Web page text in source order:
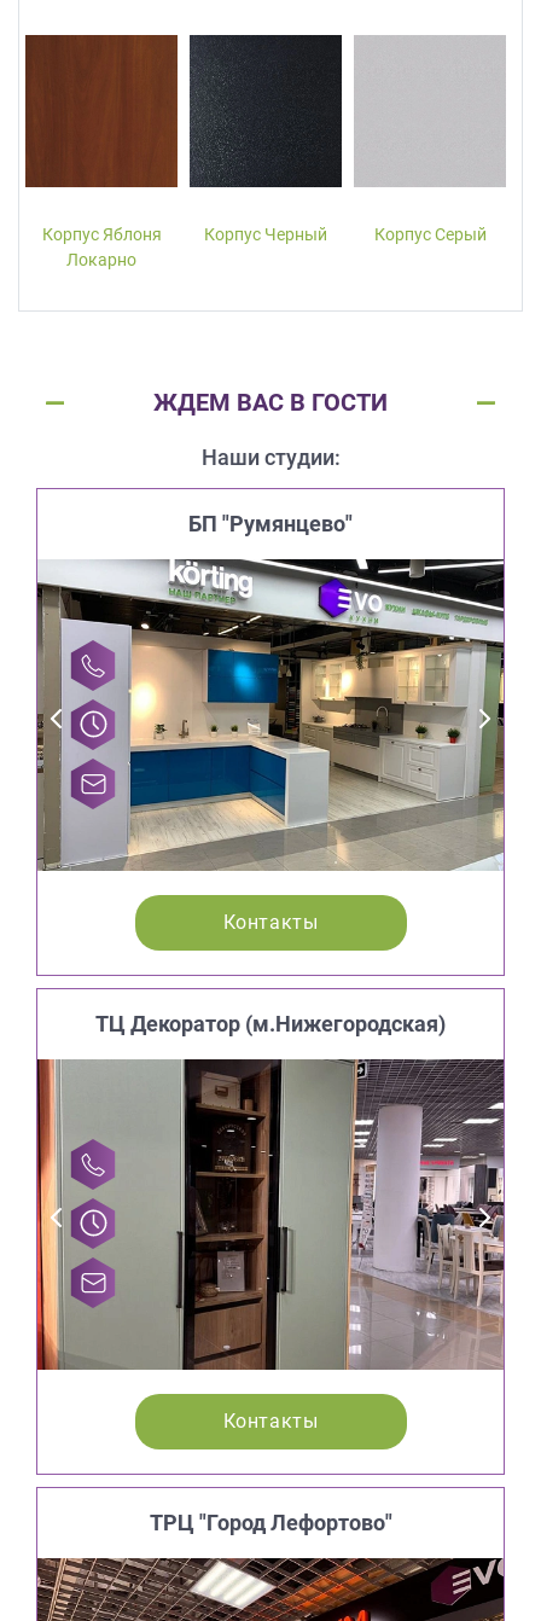
Корпус Яблоня
Локарно
Корпус Черный Корпус Серый
ЖДЕМ ВАС В ГОСТИ
Наши студии:
БП "Румянцево"
Контакты
ТЦ Декоратор (м.Нижегородская)
Контакты
ТРЦ "Город Лефортово"